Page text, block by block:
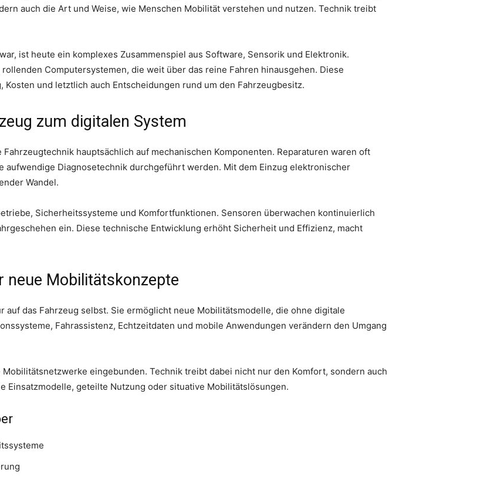
auch die Art und Weise, wie Menschen Mobilität verstehen und nutzen. Technik treibt
ist heute ein komplexes Zusammenspiel aus Software, Sensorik und Elektronik.
Computersystemen, die weit über das reine Fahren hinausgehen. Diese
und letztlich auch Entscheidungen rund um den Fahrzeugbesitz.
zum digitalen System
hauptsächlich auf mechanischen Komponenten. Reparaturen waren oft
aufwendige Diagnosetechnik durchgeführt werden. Mit dem Einzug elektronischer
Wandel.
Sicherheitssysteme und Komfortfunktionen. Sensoren überwachen kontinuierlich
ein. Diese technische Entwicklung erhöht Sicherheit und Effizienz, macht
neue Mobilitätskonzepte
auf das Fahrzeug selbst. Sie ermöglicht neue Mobilitätsmodelle, die ohne digitale
Fahrassistenz, Echtzeitdaten und mobile Anwendungen verändern den Umgang
eingebunden. Technik treibt dabei nicht nur den Komfort, sondern auch
Einsatzmodelle, geteilte Nutzung oder situative Mobilitätslösungen.